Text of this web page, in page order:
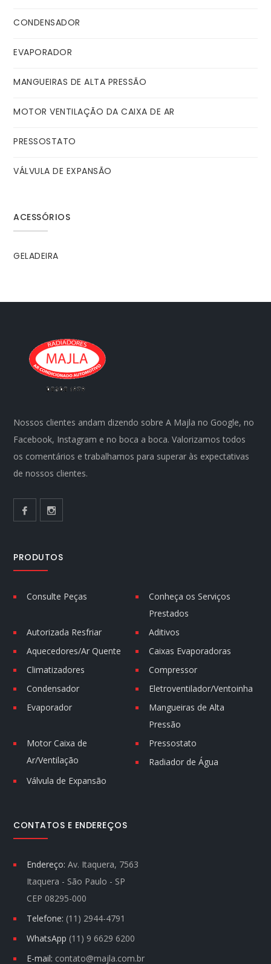
CONDENSADOR
EVAPORADOR
MANGUEIRAS DE ALTA PRESSÃO
MOTOR VENTILAÇÃO DA CAIXA DE AR
PRESSOSTATO
VÁLVULA DE EXPANSÃO
ACESSÓRIOS
GELADEIRA
Nossos clientes andam dizendo sobre A Majla no Google, no
Facebook, Instagram e no boca a boca. Valorizamos todos
os comentários e trabalhamos para superar às expectativas
de nossos clientes.
PRODUTOS
Consulte Peças
Conheça os Serviços
Prestados
Autorizada Resfriar
Aditivos
Aquecedores/Ar Quente
Caixas Evaporadoras
Climatizadores
Compressor
Condensador
Eletroventilador/Ventoinha
Evaporador
Mangueiras de Alta
Pressão
Motor Caixa de
Ar/Ventilação
Pressostato
Radiador de Água
Válvula de Expansão
CONTATOS E ENDEREÇOS
Endereço: Av. Itaquera, 7563
Itaquera - São Paulo - SP
CEP 08295-000
Telefone: (11) 2944-4791
WhatsApp (11) 9 6629 6200
E-mail: contato@majla.com.br